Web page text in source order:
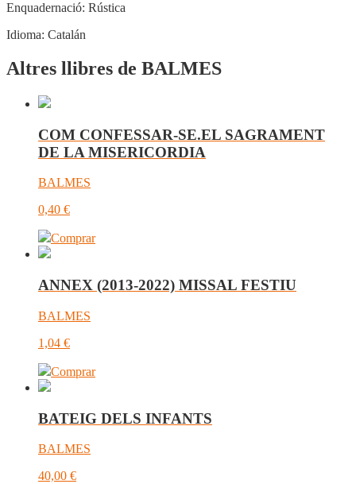
Enquadernació: Rústica
Idioma: Catalán
Altres llibres de BALMES
COM CONFESSAR-SE.EL SAGRAMENT
DE LA MISERICORDIA
BALMES
0,40 €
Comprar
ANNEX (2013-2022) MISSAL FESTIU
BALMES
1,04 €
Comprar
BATEIG DELS INFANTS
BALMES
40,00 €